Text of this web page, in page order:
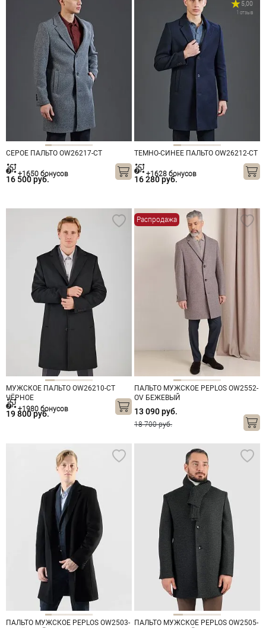
СЕРОЕ ПАЛЬТО OW26217-CT
16 500 руб.
+1650 бонусов
ТЕМНО-СИНЕЕ ПАЛЬТО OW26212-CT
5,00
1 отзыв
16 280 руб.
+1628 бонусов
МУЖСКОЕ ПАЛЬТО OW26210-CT
ЧЁРНОЕ
19 800 руб.
+1980 бонусов
Распродажа
ПАЛЬТО МУЖСКОЕ PEPLOS OW2552-
OV БЕЖЕВЫЙ
13 090 руб.
18 700 руб.
ПАЛЬТО МУЖСКОЕ PEPLOS OW2503- ПАЛЬТО МУЖСКОЕ PEPLOS OW2505-